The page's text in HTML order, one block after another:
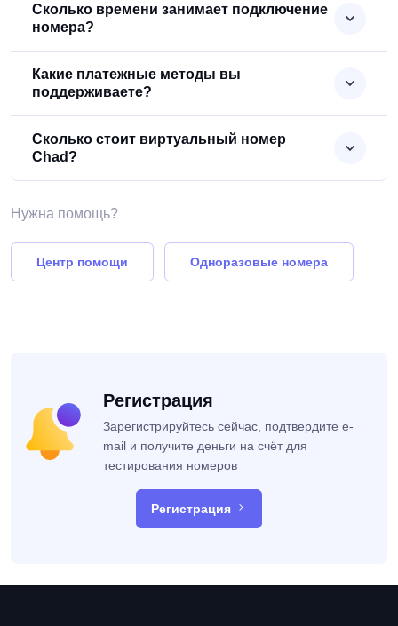
Сколько времени занимает подключение
номера?
Какие платежные методы вы
поддерживаете?
Сколько стоит виртуальный номер
Chad?
Нужна помощь?
Центр помощи Одноразовые номера
Регистрация
Зарегистрируйтесь сейчас, подтвердите e-
mail и получите деньги на счёт для
тестирования номеров
Регистрация